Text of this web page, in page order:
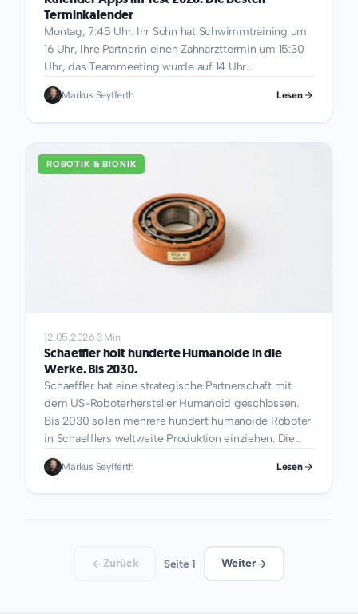
Terminkalender
Montag, 7:45 Uhr. Ihr Sohn hat Schwimmtraining um
16 Uhr, Ihre Partnerin einen Zahnarzttermin um 15:30
Uhr, das Teammeeting wurde auf 14 Uhr
vorgezogen...
Markus Seyfferth Lesen
ROBOTIK & BIONIK
12.05.2026·3 Min.
Schaeffler holt hunderte Humanoide in die
Werke. Bis 2030.
Schaeffler hat eine strategische Partnerschaft mit
dem US-Roboterhersteller Humanoid geschlossen.
Bis 2030 sollen mehrere hundert humanoide Roboter
in Schaefflers weltweite Produktion einziehen. Die
Testphase...
Markus Seyfferth Lesen
Zurück Seite 1 Weiter